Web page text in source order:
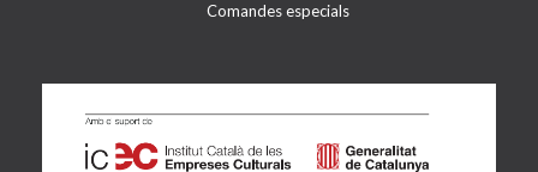
Comandes especials